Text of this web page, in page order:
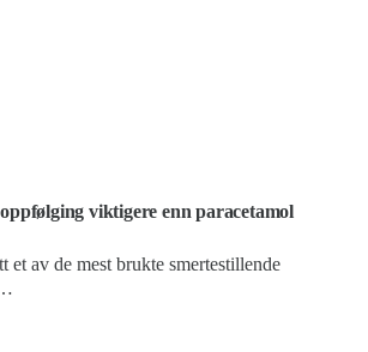
viktigere enn paracetamol
et av de mest brukte smertestillende